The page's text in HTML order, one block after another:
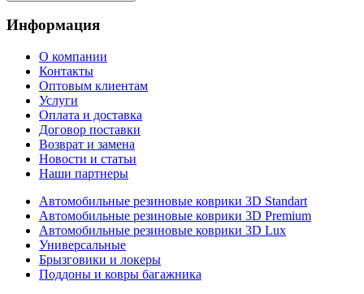
Информация
О компании
Контакты
Оптовым клиентам
Услуги
Оплата и доставка
Договор поставки
Возврат и замена
Новости и статьи
Наши партнеры
Автомобильные резиновые коврики 3D Standart
Автомобильные резиновые коврики 3D Premium
Автомобильные резиновые коврики 3D Lux
Универсальные
Брызговики и локеры
Поддоны и ковры багажника